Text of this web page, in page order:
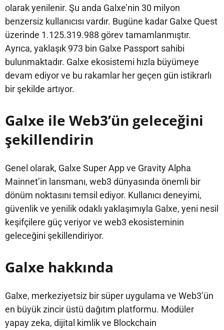
olarak yenilenir. Şu anda Galxe’nin 30 milyon
benzersiz kullanıcısı vardır. Bugüne kadar Galxe Quest
üzerinde 1.125.319.988 görev tamamlanmıştır.
Ayrıca, yaklaşık 973 bin Galxe Passport sahibi
bulunmaktadır. Galxe ekosistemi hızla büyümeye
devam ediyor ve bu rakamlar her geçen gün istikrarlı
bir şekilde artıyor.
Galxe ile Web3’ün geleceğini
şekillendirin
Genel olarak, Galxe Super App ve Gravity Alpha
Mainnet’in lansmanı, web3 dünyasında önemli bir
dönüm noktasını temsil ediyor. Kullanıcı deneyimi,
güvenlik ve yenilik odaklı yaklaşımıyla Galxe, yeni nesil
keşifçilere güç veriyor ve web3 ekosisteminin
geleceğini şekillendiriyor.
Galxe hakkında
Galxe, merkeziyetsiz bir süper uygulama ve Web3’ün
en büyük zincir üstü dağıtım platformu. Modüler
yapay zeka, dijital kimlik ve Blockchain